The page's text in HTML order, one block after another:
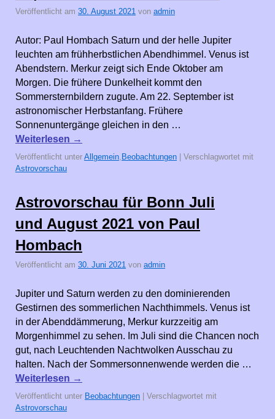
Veröffentlicht am 30. August 2021 von admin
Autor: Paul Hombach Saturn und der helle Jupiter
leuchten am frühherbstlichen Abendhimmel. Venus ist
Abendstern. Merkur zeigt sich Ende Oktober am
Morgen. Die frühere Dunkelheit kommt den
Sommersternbildern zugute. Am 22. September ist
astronomischer Herbstanfang. Frühere
Sonnenuntergänge gleichen in den …
Weiterlesen →
Veröffentlicht unter Allgemein, Beobachtungen
Verschlagwortet mit
Astrovorschau
Astrovorschau für Bonn Juli
und August 2021 von Paul
Hombach
Veröffentlicht am 30. Juni 2021 von admin
Jupiter und Saturn werden zu den dominierenden
Gestirnen des sommerlichen Nachthimmels. Venus ist
in der Abenddämmerung, Merkur kurzzeitig am
Morgenhimmel zu sehen. Im Juli sind die Chancen noch
gut, nach Leuchtenden Nachtwolken Ausschau zu
halten. Nach der Sommersonnenwende werden die …
Weiterlesen →
Veröffentlicht unter Beobachtungen
Verschlagwortet mit
Astrovorschau